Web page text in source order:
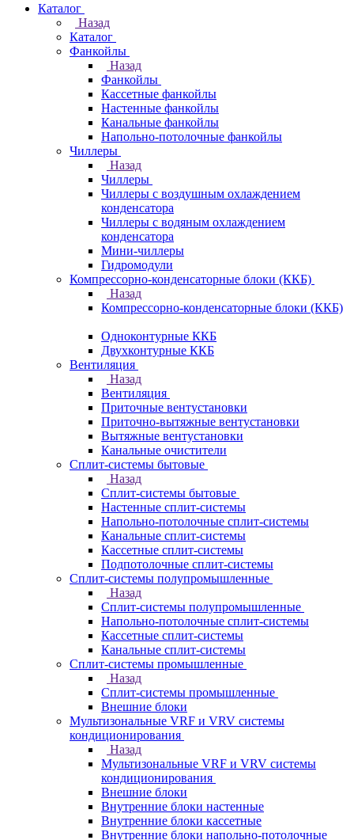
Каталог
Назад
Каталог
Фанкойлы
Назад
Фанкойлы
Кассетные фанкойлы
Настенные фанкойлы
Канальные фанкойлы
Напольно-потолочные фанкойлы
Чиллеры
Назад
Чиллеры
Чиллеры с воздушным охлаждением
конденсатора
Чиллеры с водяным охлаждением
конденсатора
Мини-чиллеры
Гидромодули
Компрессорно-конденсаторные блоки (ККБ)
Назад
Компрессорно-конденсаторные блоки (ККБ)
Одноконтурные ККБ
Двухконтурные ККБ
Вентиляция
Назад
Вентиляция
Приточные вентустановки
Приточно-вытяжные вентустановки
Вытяжные вентустановки
Канальные очистители
Сплит-системы бытовые
Назад
Сплит-системы бытовые
Настенные сплит-системы
Напольно-потолочные сплит-системы
Канальные сплит-системы
Кассетные сплит-системы
Подпотолочные сплит-системы
Сплит-системы полупромышленные
Назад
Сплит-системы полупромышленные
Напольно-потолочные сплит-системы
Кассетные сплит-системы
Канальные сплит-системы
Сплит-системы промышленные
Назад
Сплит-системы промышленные
Внешние блоки
Мультизональные VRF и VRV системы
кондиционирования
Назад
Мультизональные VRF и VRV системы
кондиционирования
Внешние блоки
Внутренние блоки настенные
Внутренние блоки кассетные
Внутренние блоки напольно-потолочные